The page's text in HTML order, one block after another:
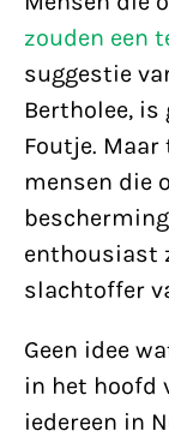
zouden een
suggestie
Bertholee, is
Foutje.
mensen die
enthousiast
slachtoffer
Geen idee
in het hoofd
iedereen in